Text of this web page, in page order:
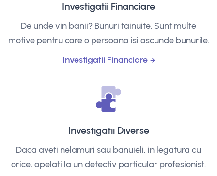
Investigatii Financiare
De unde vin banii? Bunuri tainuite. Sunt multe
motive pentru care o persoana isi ascunde bunurile.
Investigatii Financiare
Investigatii Diverse
Daca aveti nelamuri sau banuieli, in legatura cu
orice, apelati la un detectiv particular profesionist.